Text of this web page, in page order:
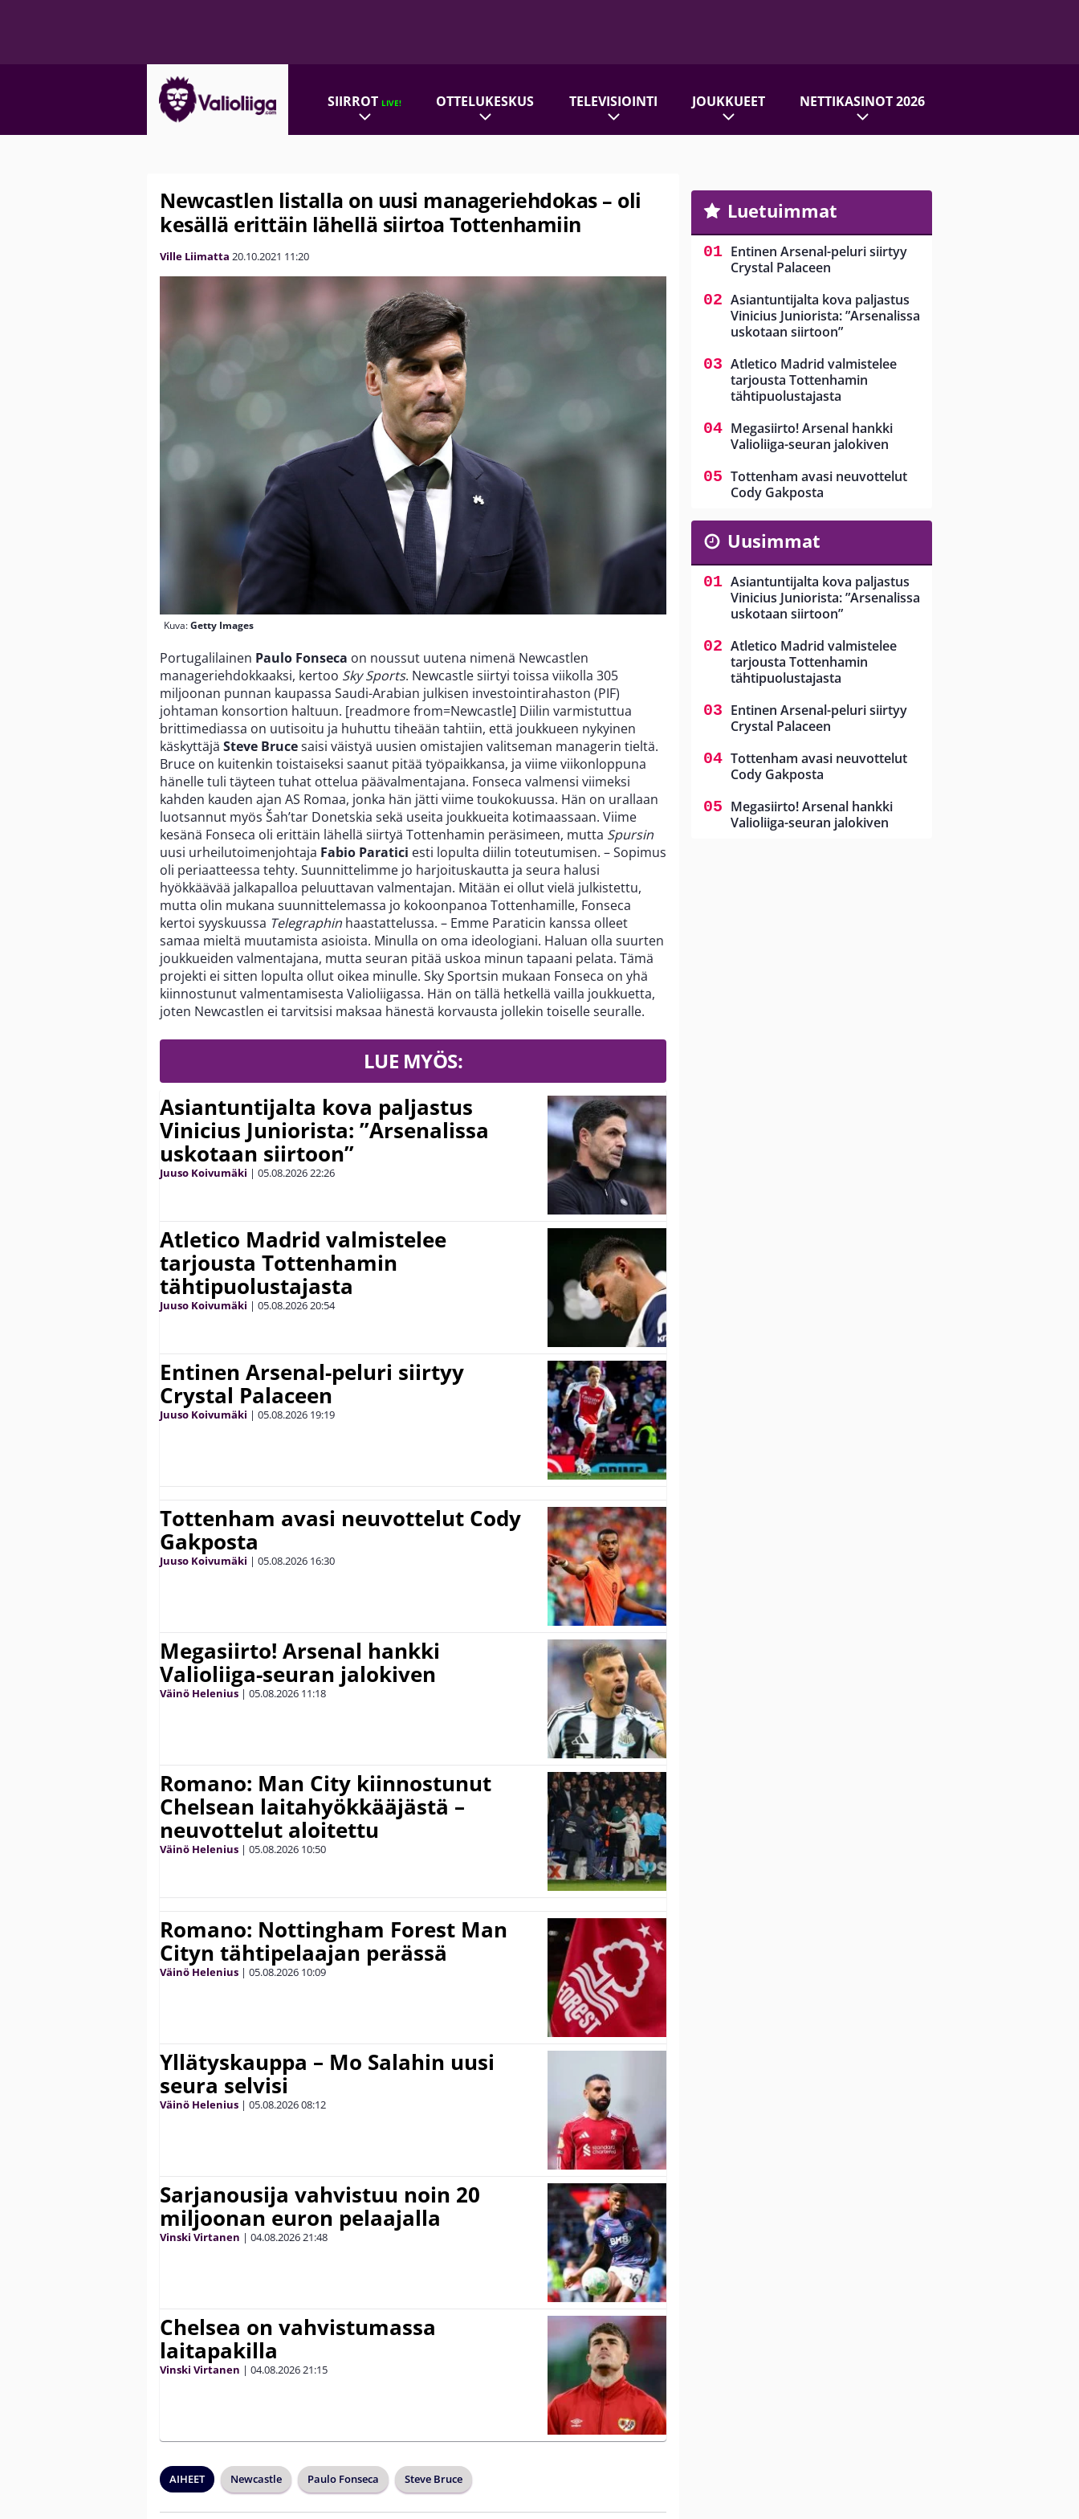
SIIRROTLIVE! OTTELUKESKUS TELEVISIOINTI JOUKKUEET NETTIKASINOT 2026
Newcastlen listalla on uusi manageriehdokas – oli
kesällä erittäin lähellä siirtoa Tottenhamiin
Ville Liimatta 20.10.2021 11:20
Kuva:Getty Images
Portugalilainen Paulo Fonseca on noussut uutena nimenä Newcastlen
manageriehdokkaaksi, kertoo Sky Sports. Newcastle siirtyi toissa viikolla 305
miljoonan punnan kaupassa Saudi-Arabian julkisen investointirahaston (PIF)
johtaman konsortion haltuun. [readmore from=Newcastle] Diilin varmistuttua
brittimediassa on uutisoitu ja huhuttu tiheään tahtiin, että joukkueen nykyinen
käskyttäjä Steve Brucesaisi väistyä uusien omistajien valitseman managerin tieltä.
Bruce on kuitenkin toistaiseksi saanut pitää työpaikkansa, ja viime viikonloppuna
hänelle tuli täyteen tuhat ottelua päävalmentajana. Fonseca valmensi viimeksi
kahden kauden ajan AS Romaa, jonka hän jätti viime toukokuussa. Hän on urallaan
luotsannut myös Šah’tar Donetskia sekä useita joukkueita kotimaassaan. Viime
kesänä Fonseca oli erittäin lähellä siirtyä Tottenhamin peräsimeen, mutta Spursin
uusi urheilutoimenjohtaja Fabio Paratici esti lopulta diilin toteutumisen. – Sopimus
oli periaatteessa tehty. Suunnittelimme jo harjoituskautta ja seura halusi
hyökkäävää jalkapalloa peluuttavan valmentajan. Mitään ei ollut vielä julkistettu,
mutta olin mukana suunnittelemassa jo kokoonpanoa Tottenhamille, Fonseca
kertoi syyskuussa Telegraphin haastattelussa. – Emme Paraticin kanssa olleet
samaa mieltä muutamista asioista. Minulla on oma ideologiani. Haluan olla suurten
joukkueiden valmentajana, mutta seuran pitää uskoa minun tapaani pelata. Tämä
projekti ei sitten lopulta ollut oikea minulle. Sky Sportsin mukaan Fonseca on yhä
kiinnostunut valmentamisesta Valioliigassa. Hän on tällä hetkellä vailla joukkuetta,
joten Newcastlen ei tarvitsisi maksaa hänestä korvausta jollekin toiselle seuralle.
LUE MYÖS:
Asiantuntijalta kova paljastus
Vinicius Juniorista: ”Arsenalissa
uskotaan siirtoon”
Juuso Koivumäki | 05.08.202622:26
Atletico Madrid valmistelee
tarjousta Tottenhamin
tähtipuolustajasta
Juuso Koivumäki | 05.08.202620:54
Entinen Arsenal-peluri siirtyy
Crystal Palaceen
Juuso Koivumäki | 05.08.2026 19:19
Tottenham avasi neuvottelut Cody
Gakposta
Juuso Koivumäki | 05.08.2026 16:30
Megasiirto! Arsenal hankki
Valioliiga-seuran jalokiven
Väinö Helenius | 05.08.2026 11:18
Romano: Man City kiinnostunut
Chelsean laitahyökkääjästä –
neuvottelut aloitettu
Väinö Helenius | 05.08.2026 10:50
Romano: Nottingham Forest Man
Cityn tähtipelaajan perässä
Väinö Helenius | 05.08.2026 10:09
Yllätyskauppa – Mo Salahin uusi
seura selvisi
Väinö Helenius | 05.08.202608:12
Sarjanousija vahvistuu noin 20
miljoonan euron pelaajalla
Vinski Virtanen | 04.08.202621:48
Chelsea on vahvistumassa
laitapakilla
Vinski Virtanen | 04.08.202621:15
AIHEET Newcastle Paulo Fonseca Steve Bruce
Luetuimmat
Entinen Arsenal-peluri siirtyy
Crystal Palaceen
Asiantuntijalta kova paljastus
Vinicius Juniorista: ”Arsenalissa
uskotaan siirtoon”
Atletico Madrid valmistelee
tarjousta Tottenhamin
tähtipuolustajasta
Megasiirto! Arsenal hankki
Valioliiga-seuran jalokiven
Tottenham avasi neuvottelut
Cody Gakposta
Uusimmat
Asiantuntijalta kova paljastus
Vinicius Juniorista: ”Arsenalissa
uskotaan siirtoon”
Atletico Madrid valmistelee
tarjousta Tottenhamin
tähtipuolustajasta
Entinen Arsenal-peluri siirtyy
Crystal Palaceen
Tottenham avasi neuvottelut
Cody Gakposta
Megasiirto! Arsenal hankki
Valioliiga-seuran jalokiven